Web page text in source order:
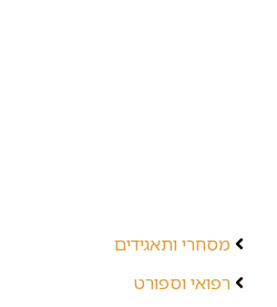
מסחרי ותאגידים
רפואי וספורט